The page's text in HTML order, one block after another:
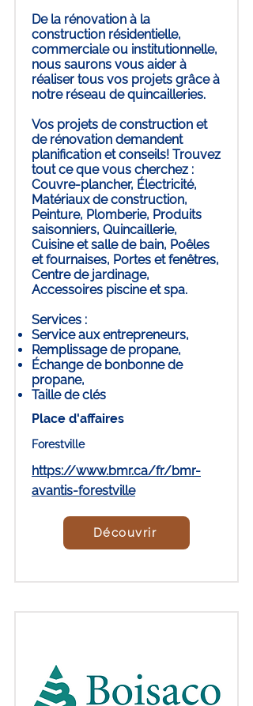
De la rénovation à la
construction résidentielle,
commerciale ou institutionnelle,
nous saurons vous aider à
réaliser tous vos projets grâce à
notre réseau de quincailleries.
Vos projets de construction et
de rénovation demandent
planification et conseils! Trouvez
tout ce que vous cherchez :
Couvre-plancher, Électricité,
Matériaux de construction,
Peinture, Plomberie, Produits
saisonniers, Quincaillerie,
Cuisine et salle de bain, Poêles
et fournaises, Portes et fenêtres,
Centre de jardinage,
Accessoires piscine et spa.
Services :
Service aux entrepreneurs,
Remplissage de propane,
Échange de bonbonne de
propane,
Taille de clés
Place d'affaires
Forestville
https://www.bmr.ca/fr/bmr-
avantis-forestville
Découvrir